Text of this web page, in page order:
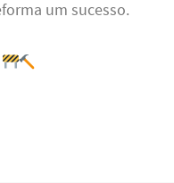
um sucesso.